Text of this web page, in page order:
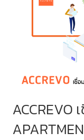
ACCREVO